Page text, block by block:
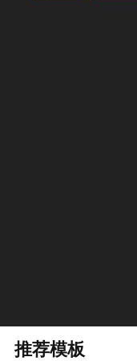
推荐模板